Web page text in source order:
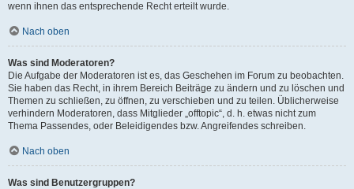
wenn ihnen das entsprechende Recht erteilt wurde.
Nach oben
Was sind Moderatoren?
Die Aufgabe der Moderatoren ist es, das Geschehen im Forum zu beobachten.
Sie haben das Recht, in ihrem Bereich Beiträge zu ändern und zu löschen und
Themen zu schließen, zu öffnen, zu verschieben und zu teilen. Üblicherweise
verhindern Moderatoren, dass Mitglieder „offtopic“, d. h. etwas nicht zum
Thema Passendes, oder Beleidigendes bzw. Angreifendes schreiben.
Nach oben
Was sind Benutzergruppen?